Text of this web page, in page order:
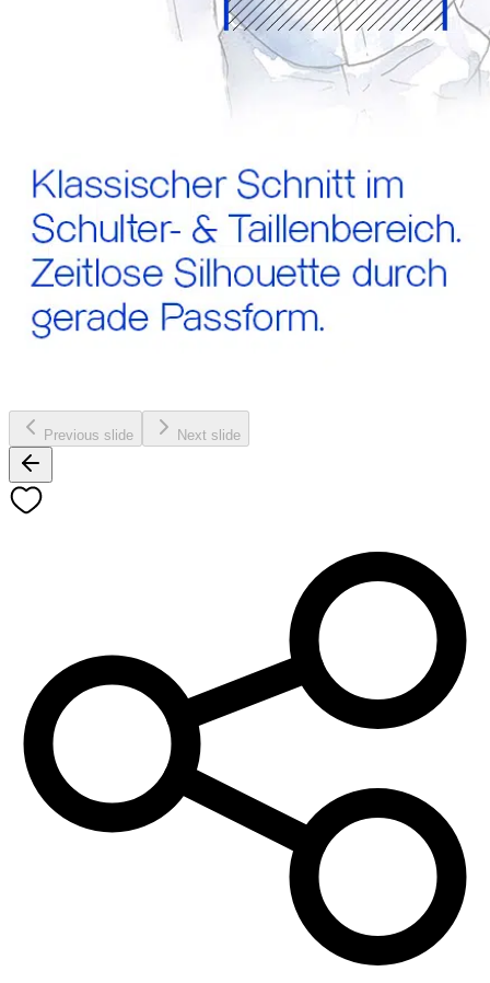
Previous slide Next slide